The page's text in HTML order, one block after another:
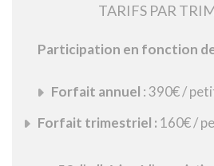
TARIFS PAR
Participation en fonction
Forfait annuel : 390€ /
Forfait trimestriel : 160€ /